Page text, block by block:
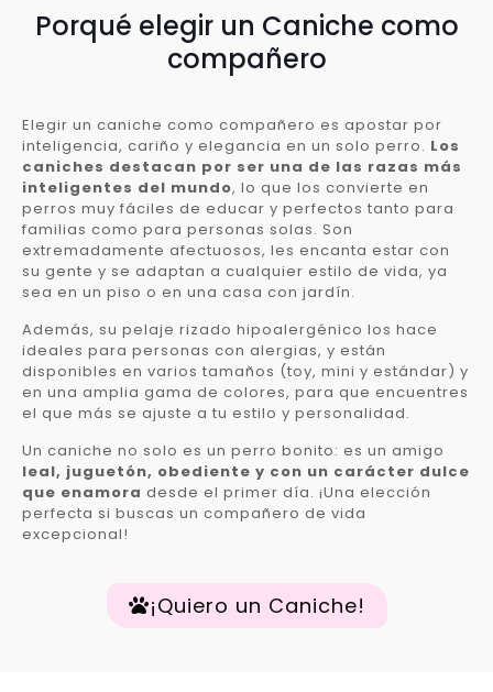
Porqué elegir un Caniche como
compañero
Elegir un caniche como compañero es apostar por
inteligencia, cariño y elegancia en un solo perro. Los
caniches destacan por ser una de las razas más
inteligentes del mundo, lo que los convierte en
perros muy fáciles de educar y perfectos tanto para
familias como para personas solas. Son
extremadamente afectuosos, les encanta estar con
su gente y se adaptan a cualquier estilo de vida, ya
sea en un piso o en una casa con jardín.
Además, su pelaje rizado hipoalergénico los hace
ideales para personas con alergias, y están
disponibles en varios tamaños (toy, mini y estándar) y
en una amplia gama de colores, para que encuentres
el que más se ajuste a tu estilo y personalidad.
Un caniche no solo es un perro bonito: es un amigo
leal, juguetón, obediente y con un carácter dulce
que enamora desde el primer día. ¡Una elección
perfecta si buscas un compañero de vida
excepcional!
¡Quiero un Caniche!